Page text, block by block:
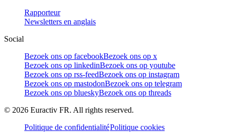
Rapporteur
Newsletters en anglais
Social
Bezoek ons op facebookBezoek ons op x
Bezoek ons op linkedinBezoek ons op youtube
Bezoek ons op rss-feedBezoek ons op instagram
Bezoek ons op mastodonBezoek ons op telegram
Bezoek ons op blueskyBezoek ons op threads
© 2026 Euractiv FR. All rights reserved.
Politique de confidentialitéPolitique cookies